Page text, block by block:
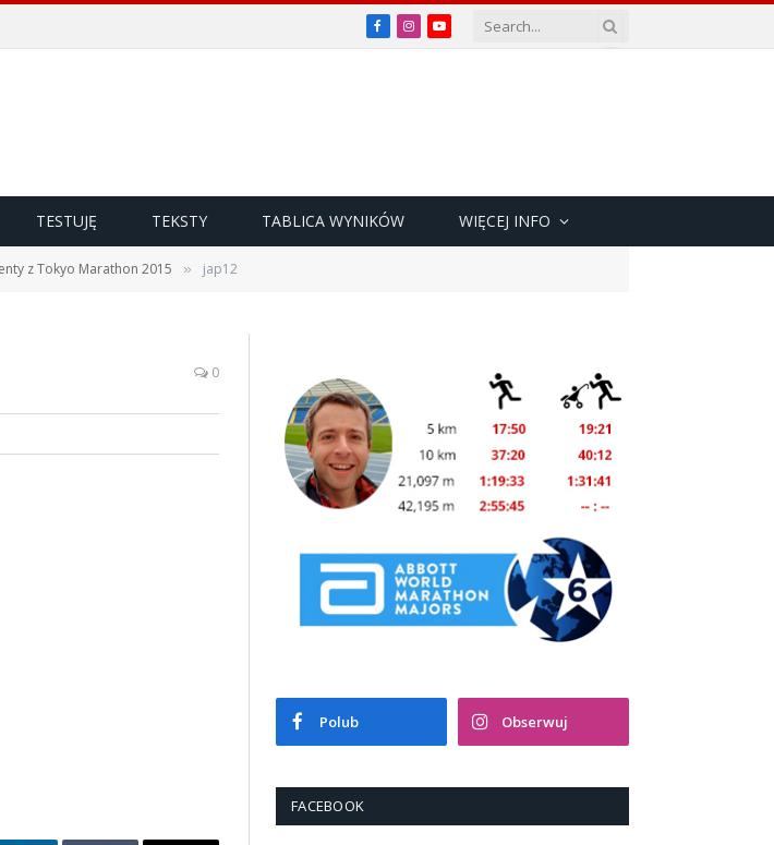
Facebook
InstagramYouTube
TESTUJĘ TEKSTY TABLICA WYNIKÓW WIĘCEJ INFO
z Tokyo Marathon 2015 » jap12
0
Polub Obserwuj
FACEBOOK